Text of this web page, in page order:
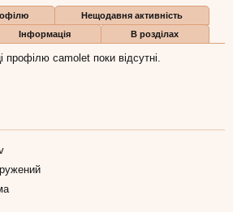
Нещодавня активність
Інформація В розділах
профілю camolet поки відсутні.